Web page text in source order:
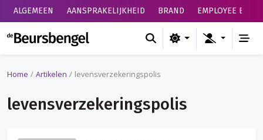
ALGEMEEN AANSPRAKELIJKHEID BRAND EMPLOYEE
de Beursbengel
Home Artikelen levensverzekeringspolis
levensverzekeringspolis